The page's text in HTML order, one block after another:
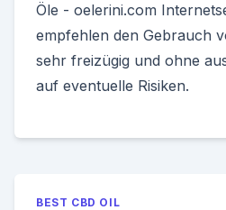
Öle - oelerini.com
empfehlen den Gebrauch
sehr freizügig und ohne
auf eventuelle Risiken.
BEST CBD OIL